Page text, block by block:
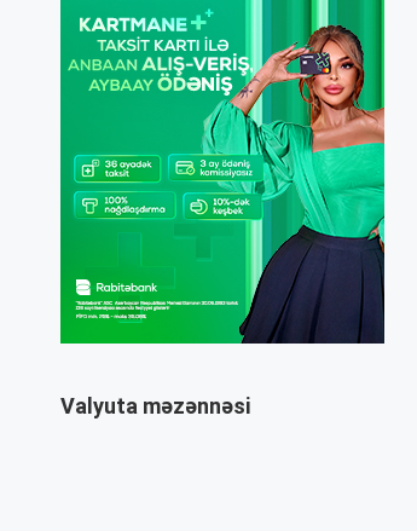
Valyuta məzənnəsi